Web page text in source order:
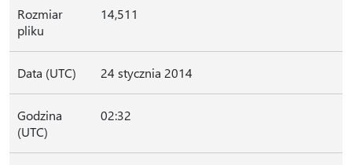
Rozmiar
pliku
14,511
Data (UTC) 24 stycznia 2014
Godzina
(UTC)
02:32